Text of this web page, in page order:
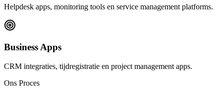
Helpdesk apps, monitoring tools en service management platforms.
Business Apps
CRM integraties, tijdregistratie en project management apps.
Ons Proces